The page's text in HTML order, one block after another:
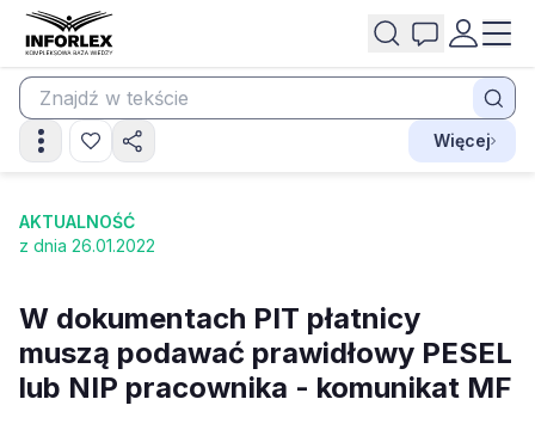
Więcej
AKTUALNOŚĆ
z dnia 26.01.2022
W dokumentach PIT płatnicy
muszą podawać prawidłowy PESEL
lub NIP pracownika - komunikat MF